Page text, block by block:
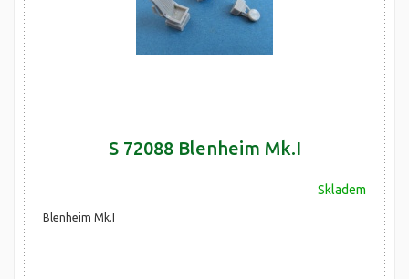
S 72088 Blenheim Mk.I
Skladem
Blenheim Mk.I